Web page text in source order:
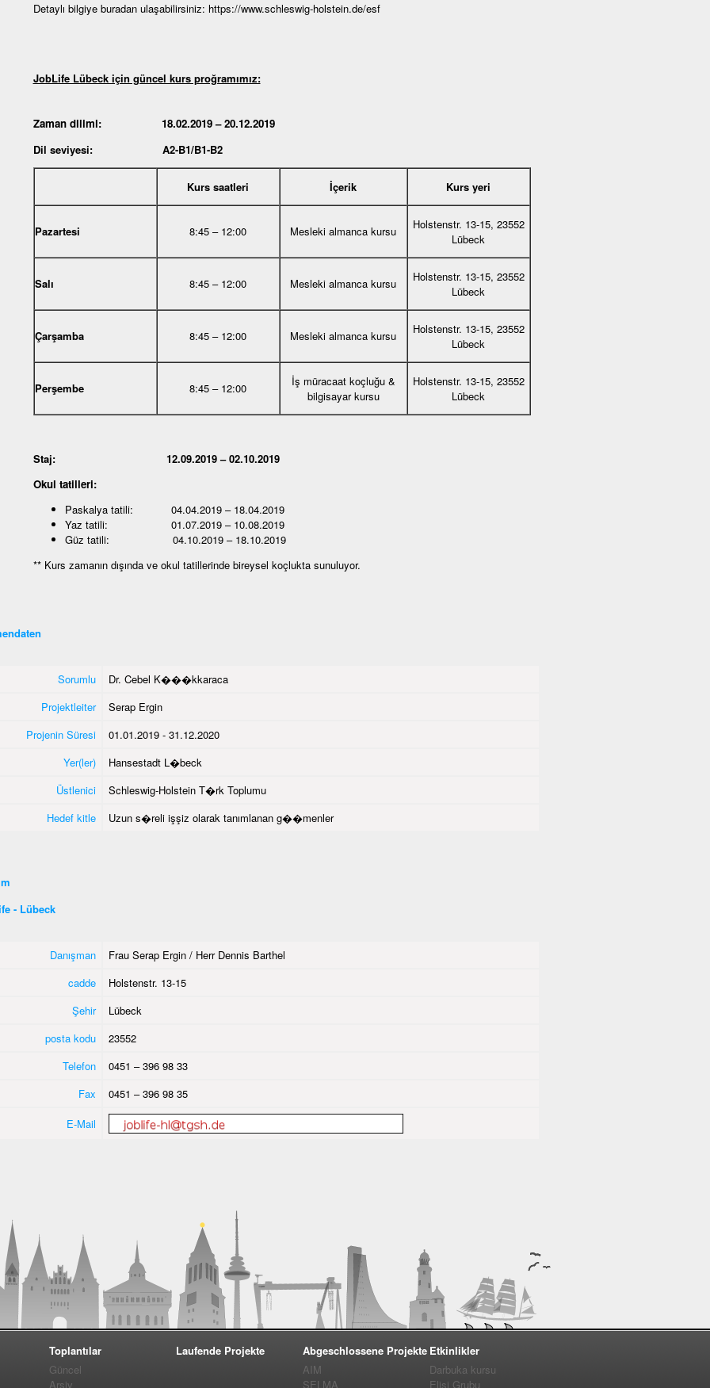
Detaylı bilgiye buradan ulaşabilirsiniz: https://www.schleswig-holstein.de/esf
JobLife Lübeck için güncel kurs proğramımız:
Zaman dilimi: 18.02.2019 – 20.12.2019
Dil seviyesi: A2-B1/B1-B2
Kurs saatleri İçerik Kurs yeri
Pazartesi 8:45 – 12:00 Mesleki almanca kursu
Holstenstr. 13-15, 23552
Lübeck
Salı 8:45 – 12:00 Mesleki almanca kursu
Holstenstr. 13-15, 23552
Lübeck
Çarşamba 8:45 – 12:00 Mesleki almanca kursu
Holstenstr. 13-15, 23552
Lübeck
Perşembe 8:45 – 12:00
İş müracaat koçluğu &
bilgisayar kursu
Holstenstr. 13-15, 23552
Lübeck
Staj: 12.09.2019 – 02.10.2019
Okul tatilleri:
Paskalya tatili: 04.04.2019 – 18.04.2019
Yaz tatili: 01.07.2019 – 10.08.2019
Güz tatili: 04.10.2019 – 18.10.2019
** Kurs zamanın dışında ve okul tatillerinde bireysel koçlukta sunuluyor.
Sorumlu
Dr. Cebel K���kkaraca
Projektleiter
Serap Ergin
Projenin Süresi
01.01.2019 - 31.12.2020
Yer(ler)
Hansestadt L�beck
Üstlenici
Schleswig-Holstein T�rk Toplumu
Hedef kitle
Uzun s�reli işşiz olarak tanımlanan g��menler
- Lübeck
Danışman
Frau Serap Ergin / Herr Dennis Barthel
cadde
Holstenstr. 13-15
Şehir
Lübeck
posta kodu
23552
Telefon
0451 – 396 98 33
Fax
0451 – 396 98 35
E-Mail
Toplantılar
Güncel
Arşiv
Laufende Projekte
Abgeschlossene Projekte
AIM
SELMA
Etkinlikler
Darbuka kursu
Elişi Grubu